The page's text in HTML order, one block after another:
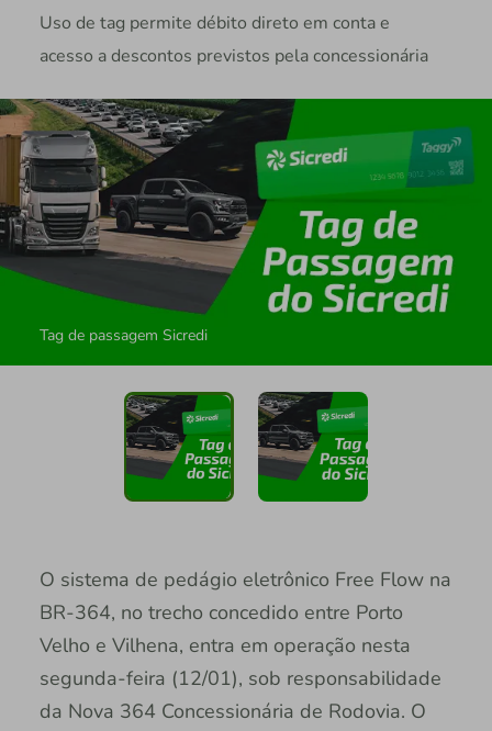
Uso de tag permite débito direto em conta e
acesso a descontos previstos pela concessionária
Tag de passagem Sicredi
O sistema de pedágio eletrônico Free Flow na
BR-364, no trecho concedido entre Porto
Velho e Vilhena, entra em operação nesta
segunda-feira (12/01), sob responsabilidade
da Nova 364 Concessionária de Rodovia. O